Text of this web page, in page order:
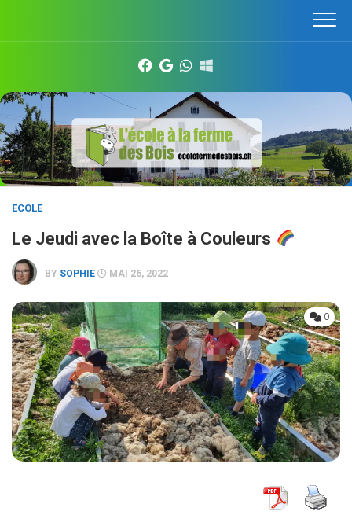
content
ECOLE
Le Jeudi avec la Boîte à Couleurs
BY SOPHIE MAI 26, 2022
0